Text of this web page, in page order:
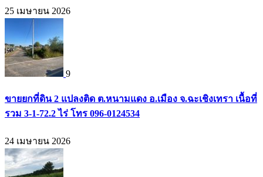
25 เมษายน 2026
9
ขายยกที่ดิน 2 แปลงติด ต.หนามแดง อ.เมือง จ.ฉะเชิงเทรา เนื้อที่
รวม 3-1-72.2 ไร่ โทร 096-0124534
24 เมษายน 2026